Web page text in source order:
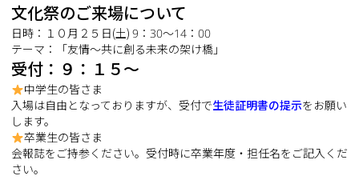
文化祭のご来場について
日時：１０月２５日(土) 9：30〜14：00
テーマ：「友情〜共に創る未来の架け橋」
受付：９：１５〜
中学生の皆さま
入場は自由となっておりますが、受付で生徒証明書の提示をお願い
します。
卒業生の皆さま
会報誌をご持参ください。受付時に卒業年度・担任名をご記入くだ
さい。